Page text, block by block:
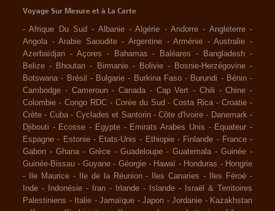
Voyage Sur Mesure et à La Carte
-Afrique Du Sud - Albanie -Algérie -Andorre - Angleterre -
Angola -Arabie Saoudite -Argentine -Arménie -Australie -
Azerbaïdjan - Açores - Bahamas - Baléares - Bangladesh -
Belize - Bhoutan - Birmanie - Bolivie - Bosnie-Herzégovine -
Botswana - Brésil - Bulgarie - Burkina Faso - Burundi - Bénin -
Cambodge - Cameroun - Canada - Cap Vert - Chili -Chine -
Colombie - Congo RDC - Corée du Sud -Costa Rica -Croatie -
Crète - Cuba - Cyclades et Santorin -Côte d'Ivoire - Danemark -
Djibouti - Ecosse - Egypte - Emirats Arabes Unis - Equateur -
Espagne - Estonie - Etats-Unis - Ethiopie - Finlande - France -
Gabon - Ghana - Grèce - Guadeloupe - Guatemala - Guinée -
Guinée-Bissau - Guyane - Géorgie - Hawaï - Honduras - Hongrie
-
Ile Maurice - Ile de la Réunion - Iles Canaries - Iles Féroé -
Inde - Indonésie - Iran - Irlande - Islande -
Israël & Territoires
Palestiniens - Italie - Jamaïque - Japon - Jordanie - Kazakhstan